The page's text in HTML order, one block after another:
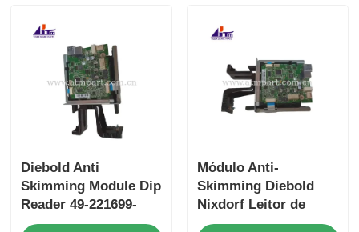
Diebold Anti
Skimming Module Dip
Reader 49-221699-
000B 49221699000B
Módulo Anti-
Skimming Diebold
Nixdorf Leitor de
Cartão com Tarja